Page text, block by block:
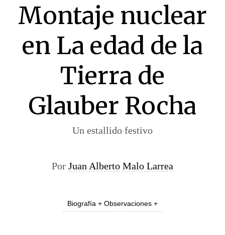
Montaje nuclear
en La edad de la
Tierra de
Glauber Rocha
Un estallido festivo
Por Juan Alberto Malo Larrea
Biografía + Observaciones +